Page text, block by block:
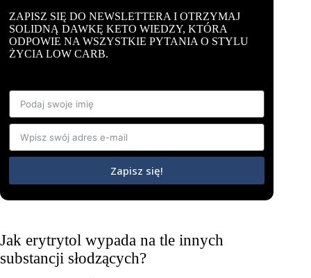
ZAPISZ SIĘ DO NEWSLETTERA I OTRZYMAJ
SOLIDNĄ DAWKĘ KETO WIEDZY, KTÓRA
ODPOWIE NA WSZYSTKIE PYTANIA O STYLU
ŻYCIA LOW CARB.
Zapisz się!
Jak erytrytol wypada na tle innych
substancji słodzących?